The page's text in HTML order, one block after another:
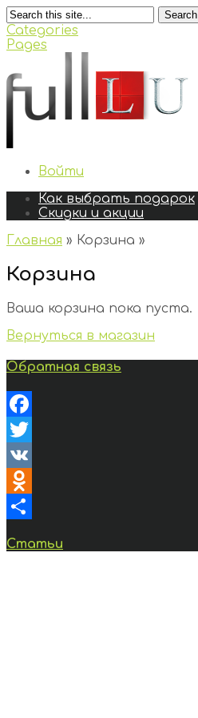
Search
Categories
Pages
Войти
Как выбрать подарок
Скидки и акции
Главная » Корзина »
Корзина
Ваша корзина пока пуста.
Вернуться в магазин
Обратная связь
Facebook
Twitter
VK
Odnoklassniki
Статьи